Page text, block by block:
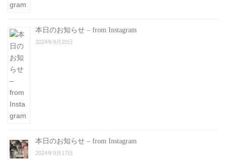
本日のお知らせ – from Instagram
2024年9月20日
本日のお知らせ – from Instagram
2024年9月17日